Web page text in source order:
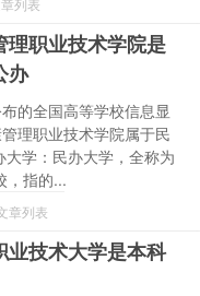
理职业技术学院是
办
的全国高等学校信息显
理职业技术学院属于民
大学：民办大学，全称为
，指的...
章列表
业技术大学是本科